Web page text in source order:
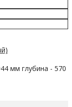
мм глубина - 570